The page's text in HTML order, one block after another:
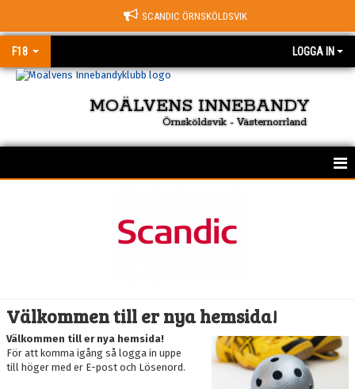
SCANDIC ÖRNSKÖLDSVIK
F18 LOGGA IN
MOÄLVENS INNEBANDY
Örnsköldsvik - Västernorrland
TRUPPEN
BILDGALLERI
Välkommen till er nya hemsida!
Välkommen till er nya hemsida!
För att komma igång så logga in uppe
till höger med er E-post och Lösenord.